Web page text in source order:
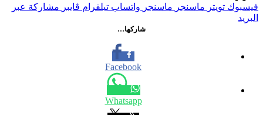
فيسبوك تويتر ماسنجر ماسنجر واتساب تيلقرام ڤايبر مشاركة عبر
البريد
شاركها…
Facebook
Whatsapp